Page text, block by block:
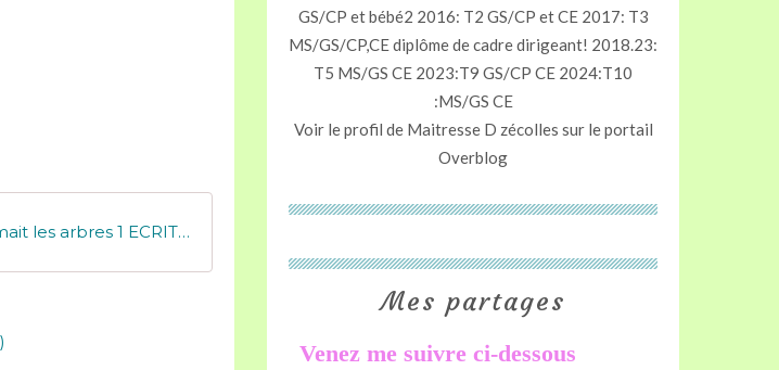
MDZ - V2 Référentiel de mots le loup qui aimait les arbres 1 ECRITURE
GS/CP et bébé2 2016: T2 GS/CP et CE 2017: T3
MS/GS/CP,CE diplôme de cadre dirigeant! 2018.23:
T5 MS/GS CE 2023:T9 GS/CP CE 2024:T10
:MS/GS CE
Voir le profil de Maitresse D zécolles sur le portail
Overblog
Mes partages
Venez me suivre ci-dessous